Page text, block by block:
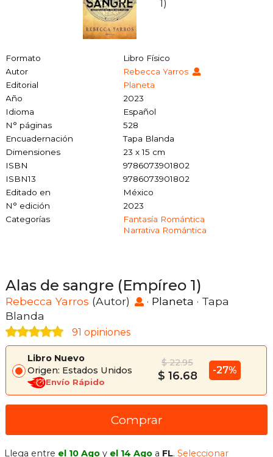
Formato
Libro Físico
Autor
Rebecca Yarros
Editorial
Planeta
Año
2023
Idioma
Español
N° páginas
528
Encuadernación
Tapa Blanda
Dimensiones
23 x 15 cm
ISBN
9786073901802
ISBN13
9786073901802
Editado en
México
N° edición
2023
Categorías
Fantasía Romántica
Narrativa Romántica
Alas de sangre (Empíreo 1)
Rebecca Yarros (Autor) · Planeta · Tapa
Blanda
91 opiniones
Libro Nuevo
Origen: Estados Unidos
Envío Rápido
$ 22.95
$ 16.68 -27%
Comprar
Llega entre el 10 Ago y el 14 Ago a FL.Seleccionar